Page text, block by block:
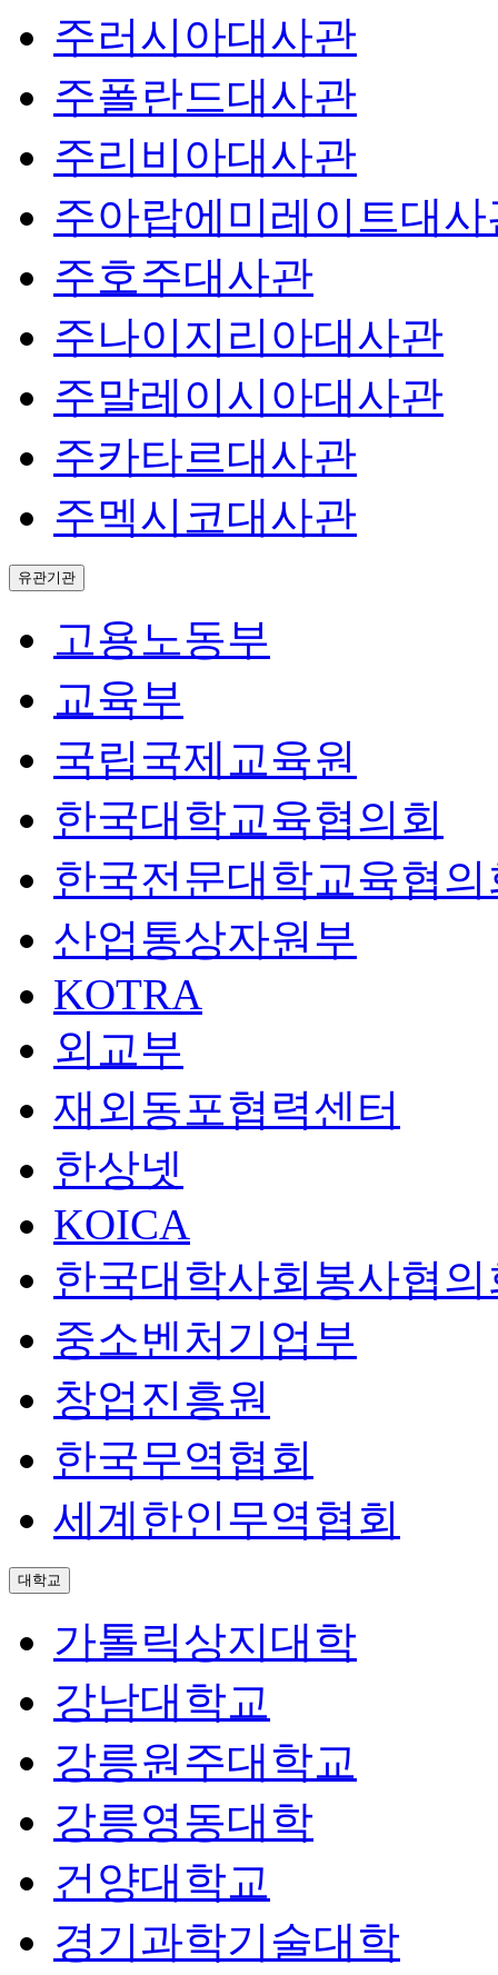
주러시아대사관
주폴란드대사관
주리비아대사관
주아랍에미레이트대사
주호주대사관
주나이지리아대사관
주말레이시아대사관
주카타르대사관
주멕시코대사관
유관기관
고용노동부
교육부
국립국제교육원
한국대학교육협의회
한국전문대학교육협의
산업통상자원부
KOTRA
외교부
재외동포협력센터
한상넷
KOICA
한국대학사회봉사협의
중소벤처기업부
창업진흥원
한국무역협회
세계한인무역협회
대학교
가톨릭상지대학
강남대학교
강릉원주대학교
강릉영동대학
건양대학교
경기과학기술대학